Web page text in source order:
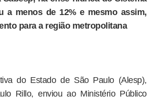
a menos de 12% e mesmo assim,
para a região metropolitana
do Estado de São Paulo (Alesp),
Rillo, enviou ao Ministério Público